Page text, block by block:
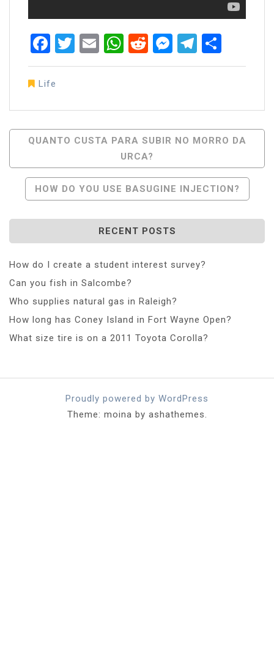
Facebook
Twitter
EmailWhatsApp
RedditMessenger
Life
Post
Navigation
QUANTO CUSTA PARA SUBIR NO MORRO DA
URCA?
HOW DO YOU USE BASUGINE INJECTION?
RECENT POSTS
How do I create a student interest survey?
Can you fish in Salcombe?
Who supplies natural gas in Raleigh?
How long has Coney Island in Fort Wayne Open?
What size tire is on a 2011 Toyota Corolla?
Proudly powered by WordPress
Theme: moina by ashathemes.